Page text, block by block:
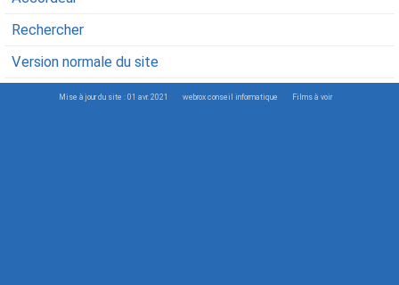
Rechercher
Version normale du site
Mise à jour du site : 01 avr. 2021 webrox conseil informatique Films à voir